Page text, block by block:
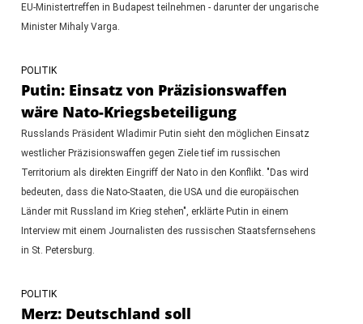
EU-Ministertreffen in Budapest teilnehmen - darunter der ungarische
Minister Mihaly Varga.
POLITIK
Putin: Einsatz von Präzisionswaffen
wäre Nato-Kriegsbeteiligung
Russlands Präsident Wladimir Putin sieht den möglichen Einsatz
westlicher Präzisionswaffen gegen Ziele tief im russischen
Territorium als direkten Eingriff der Nato in den Konflikt. "Das wird
bedeuten, dass die Nato-Staaten, die USA und die europäischen
Länder mit Russland im Krieg stehen", erklärte Putin in einem
Interview mit einem Journalisten des russischen Staatsfernsehens
in St. Petersburg.
POLITIK
Merz: Deutschland soll